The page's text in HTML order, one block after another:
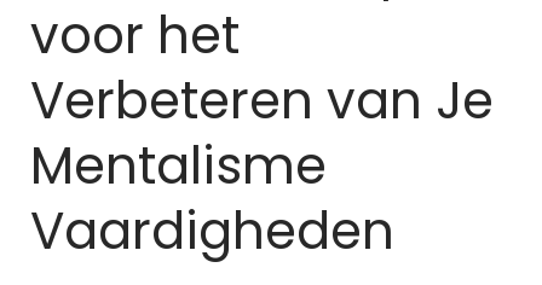
voor het
Verbeteren van Je
Mentalisme
Vaardigheden